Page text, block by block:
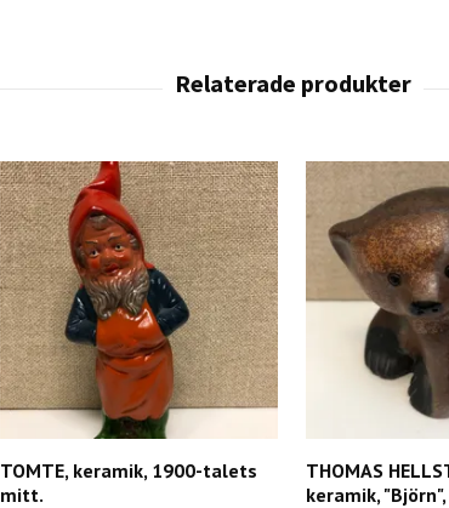
TOMTE, keramik, 1900-talets
mitt.
THOMAS
keramik,